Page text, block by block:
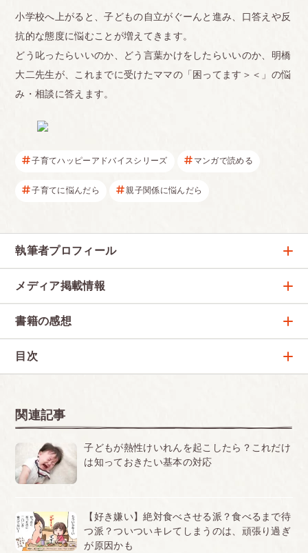
小学校へ上がると、子どもの自立がぐーんと進み、口答えや反
抗的な態度に悩むことが増えてきます。
どう叱ったらいいのか、どう言葉かけをしたらいいのか、明橋
大二先生が、これまでに受けたママの「困ってます＞＜」の悩
み・相談に答えます。
子育てハッピーアドバイスシリーズ マンガで読める
子育てに悩んだら 親子関係に悩んだら
執筆者プロフィール
大人気『ハッピーアドバイス』シリーズを執筆する心
療内科医
メディア掲載情報
小学校の相談室だよりに『ほめ方・叱り方３ 小学生編』
が引用されました
2017.01.23
書籍の感想
た-大好き！が伝わる ほめ方・叱り方３ 小学生編
長女が生まれて『子育てハッピーアドバイス』をプレゼントされま
2013.03.15
小学生になるお子さんを持つママの力強い見方-大好き！
が伝わる ほめ方・叱り方３ 小学生編
いたので、すごく助かりました。 「宿題！」「片付け！」とうる...
2013.03.15
目次
～６年間で、目覚ましい成長を遂げます
まだまだ自己中心的な言動も
小学校３・４年 ギャングエイジ
小学校５・６年 プレ思春期
「自分」や「将来」について考え始める
関連記事
子どもが熱性けいれんを起こしたら？これだけ
は知っておきたい基本の対応
【好き嫌い】絶対食べさせる派？食べるまで待
つ派？ついついキレてしまうのは、頑張り過ぎ
が原因かも